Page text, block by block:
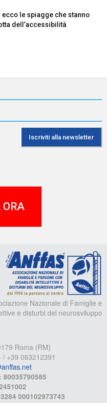
ecco le spiagge che stanno
dell’accessibilità
ORA
Nazionale di Famiglie e
e disturbi del neurosviluppo
Roma (RM)
+39 063212391
000102973743